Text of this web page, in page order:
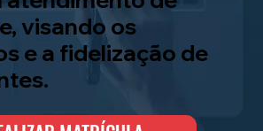
visando os
e a fidelização de